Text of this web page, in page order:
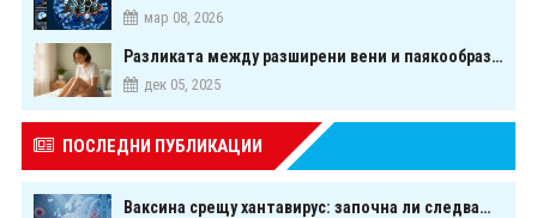
мар 08, 2026
Разликата между разширени вени и паякообразни вени - и как наистина можете да ги предотвратите
дек 05, 2025
ПОСЛЕДНИ ПУБЛИКАЦИИ
Ваксина срещу хантавирус: започна ли следващата голяма надпревара в медицината?